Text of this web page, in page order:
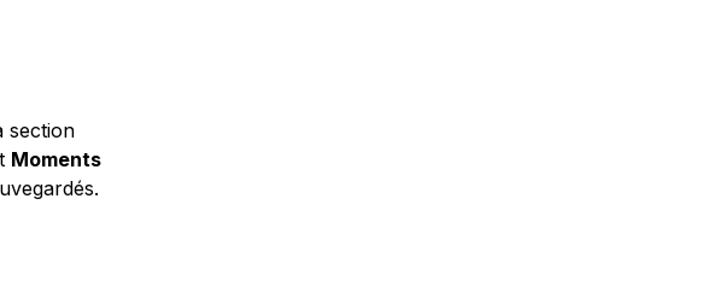
section
Moments